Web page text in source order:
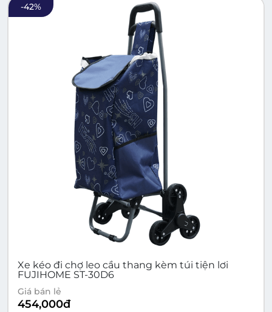
-42%
Xe kéo đi chợ leo cầu thang kèm túi tiện lơi
FUJIHOME ST-30D6
Giá bán lẻ
454,000đ